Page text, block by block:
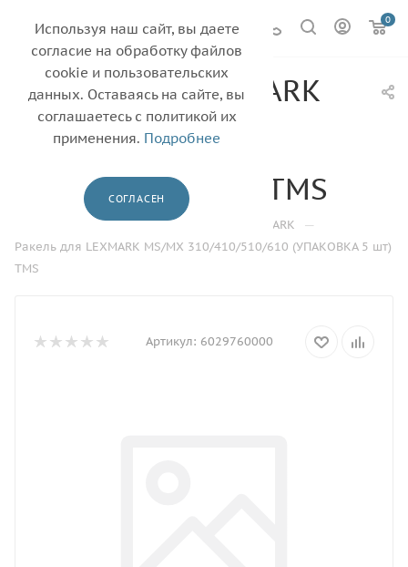
0
Ракель для LEXMARK
MS/MX
310/410/510/610
(УПАКОВКА 5 шт) TMS
Каталог — Ракель LEXMARK —
Ракель для LEXMARK MS/MX 310/410/510/610 (УПАКОВКА 5 шт)
TMS
Артикул: 6029760000
Используя наш сайт, вы даете
согласие на обработку файлов
cookie и пользовательских
данных. Оставаясь на сайте, вы
соглашаетесь с политикой их
применения. Подробнее
СОГЛАСЕН